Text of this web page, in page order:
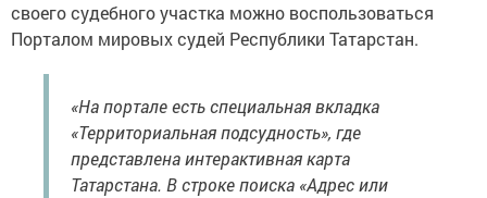
своего судебного участка можно воспользоваться
Порталом мировых судей Республики Татарстан.
«На портале есть специальная вкладка
«Территориальная подсудность», где
представлена интерактивная карта
Татарстана. В строке поиска «Адрес или